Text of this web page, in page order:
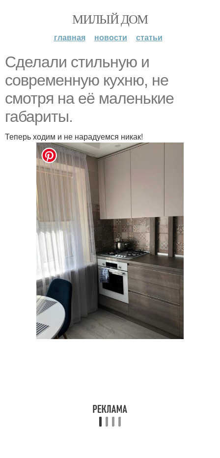
МИЛЫЙ ДОМ
главная новости статьи
Сделали стильную и
современную кухню, не
смотря на её маленькие
габариты.
Теперь ходим и не нарадуемся никак!